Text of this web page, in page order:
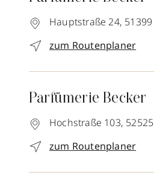
Hauptstraße 24, 51399
zum Routenplaner
Parfümerie Becker
Hochstraße 103, 52525
zum Routenplaner